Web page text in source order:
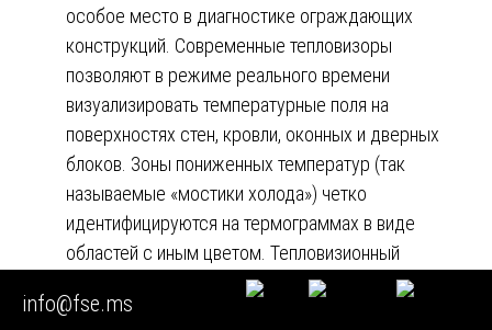
особое место в диагностике ограждающих
конструкций. Современные тепловизоры
позволяют в режиме реального времени
визуализировать температурные поля на
поверхностях стен, кровли, оконных и дверных
блоков. Зоны пониженных температур (так
называемые «мостики холода») четко
идентифицируются на термограммах в виде
областей с иным цветом. Тепловизионный
контроль позволяет выявить следующие скрытые
дефекты:
info@fse.ms